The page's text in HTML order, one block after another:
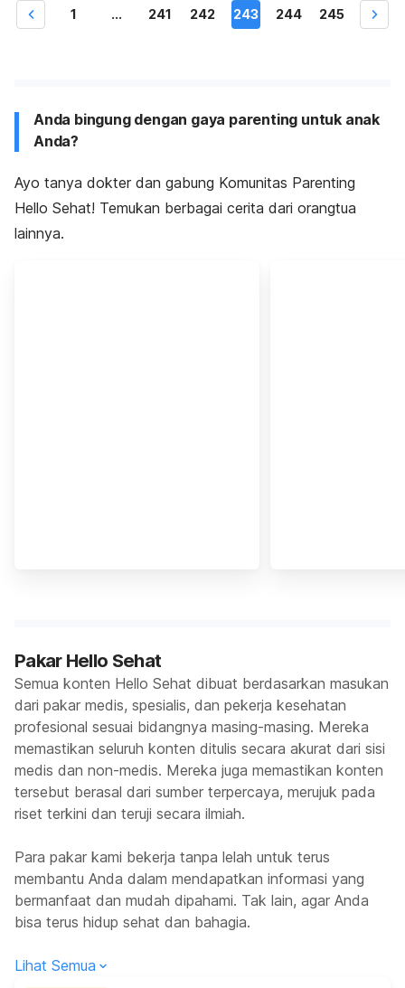
1 ... 241 242 243 244 245
Anda bingung dengan gaya parenting untuk anak
Anda?
Ayo tanya dokter dan gabung Komunitas Parenting
Hello Sehat! Temukan berbagai cerita dari orangtua
lainnya.
Pakar Hello Sehat
Semua konten Hello Sehat dibuat berdasarkan masukan
dari pakar medis, spesialis, dan pekerja kesehatan
profesional sesuai bidangnya masing-masing. Mereka
memastikan seluruh konten ditulis secara akurat dari sisi
medis dan non-medis. Mereka juga memastikan konten
tersebut berasal dari sumber terpercaya, merujuk pada
riset terkini dan teruji secara ilmiah.
Para pakar kami bekerja tanpa lelah untuk terus
membantu Anda dalam mendapatkan informasi yang
bermanfaat dan mudah dipahami. Tak lain, agar Anda
bisa terus hidup sehat dan bahagia.
Lihat Semua